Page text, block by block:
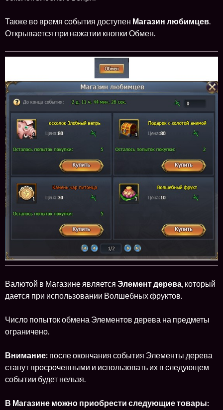
Также во время события доступен Магазин любимцев.
Открывается при нажатии кнопки Обмен.
Валютой в Магазине является Элемент дерева, который
дается при использовании Волшебных фруктов.
Число попыток обмена Элементов дерева на предметы
ограничено.
Внимание: после окончания события Элементы дерева
станут просроченными и использовать их в следующем
событии будет нельзя.
В Магазине можно приобрести следующие товары: